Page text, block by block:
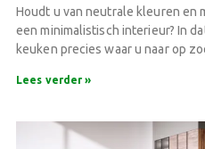
Houdt u van neutrale kleuren en
een minimalistisch interieur? In
keuken precies waar u naar op
Lees verder »